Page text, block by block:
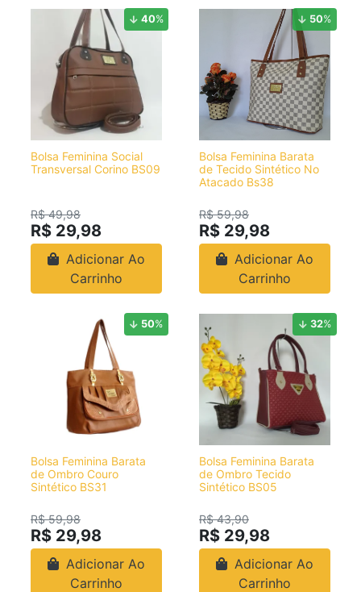
40%
Bolsa Feminina Social
Transversal Corino BS09
R$ 49,98
R$ 29,98
Adicionar Ao
Carrinho
50%
Bolsa Feminina Barata
de Tecido Sintético No
Atacado Bs38
R$ 59,98
R$ 29,98
Adicionar Ao
Carrinho
50%
Bolsa Feminina Barata
de Ombro Couro
Sintético BS31
R$ 59,98
R$ 29,98
Adicionar Ao
Carrinho
32%
Bolsa Feminina Barata
de Ombro Tecido
Sintético BS05
R$ 43,90
R$ 29,98
Adicionar Ao
Carrinho